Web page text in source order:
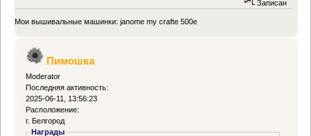
Записан
Мои вышивальные машинки: janome my crafte 500e
Пимошка
Moderator
Последняя активность:
2025-06-11, 13:56:23
Расположение:
г. Белгород
Награды